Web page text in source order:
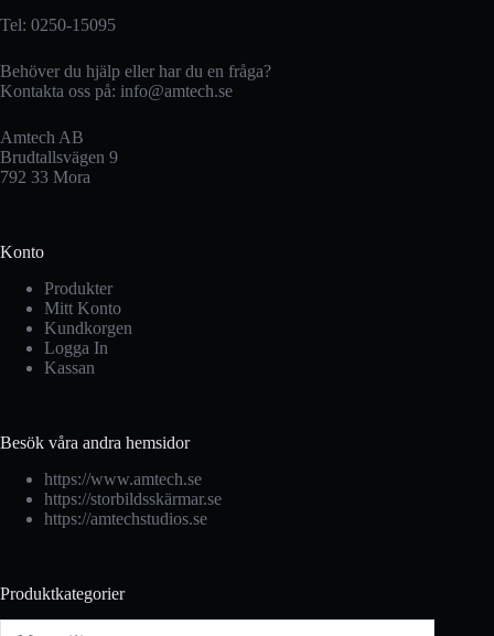
Tel: 0250-15095
Behöver du hjälp eller har du en fråga?
Kontakta oss på: info@amtech.se
Amtech AB
Brudtallsvägen 9
792 33 Mora
Konto
Produkter
Mitt Konto
Kundkorgen
Logga In
Kassan
Besök våra andra hemsidor
https://www.amtech.se
https://storbildsskärmar.se
https://amtechstudios.se
Produktkategorier